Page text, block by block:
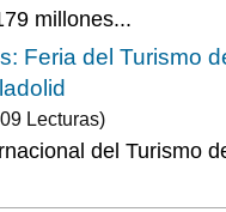
millones...
Feria del Turismo
Lecturas)
del Turismo